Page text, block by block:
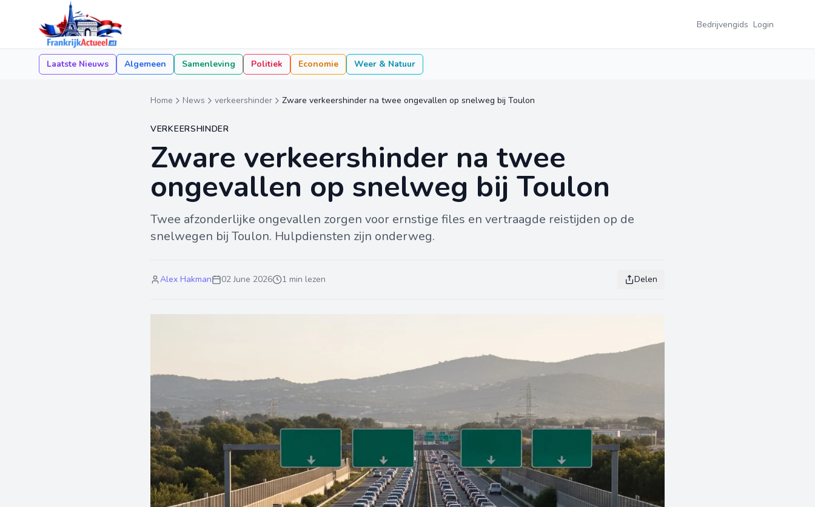
Bedrijvengids Login
Laatste Nieuws Algemeen Samenleving Politiek Economie Weer & Natuur
Home News verkeershinder Zware verkeershinder na twee ongevallen op snelweg bij Toulon
VERKEERSHINDER
Zware verkeershinder na twee
ongevallen op snelweg bij Toulon
Twee afzonderlijke ongevallen zorgen voor ernstige files en vertraagde reistijden op de
snelwegen bij Toulon. Hulpdiensten zijn onderweg.
Alex Hakman 02 June 2026 1 min lezen Delen